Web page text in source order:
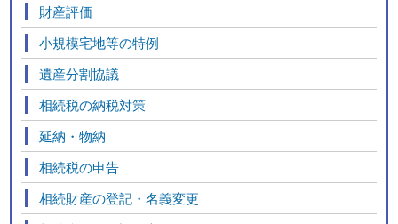
財産評価
小規模宅地等の特例
遺産分割協議
相続税の納税対策
延納・物納
相続税の申告
相続財産の登記・名義変更